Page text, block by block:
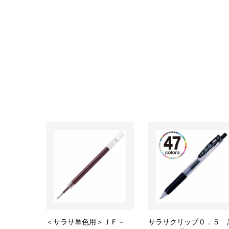
＜サラサ単色用＞ＪＦ－
サラサクリップ０．５